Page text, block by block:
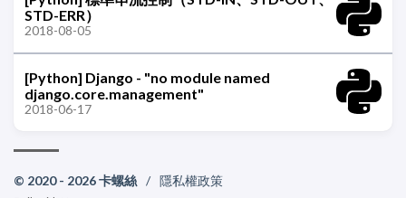
STD-ERR）
2018-08-05
[Python] Django - "no module named
django.core.management"
2018-06-17
© 2020 - 2026 卡螺絲 / 隱私權政策